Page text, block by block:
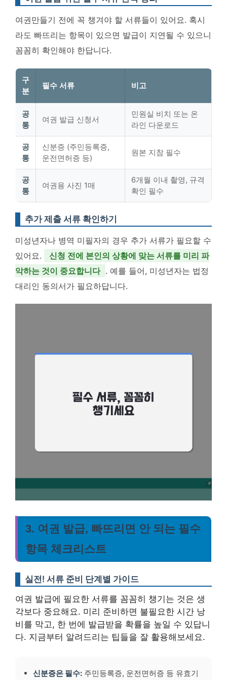
여권만들기 전에 꼭 챙겨야 할 서류들이 있어요. 혹시
라도 빠뜨리는 항목이 있으면 발급이 지연될 수 있으니
꼼꼼히 확인해야 한답니다.
구
분
필수 서류 비고
공
통
여권 발급 신청서
민원실 비치 또는 온
라인 다운로드
공
통
신분증 (주민등록증,
운전면허증 등)
원본 지참 필수
공
통
여권용 사진 1매
6개월 이내 촬영, 규격
확인 필수
추가 제출 서류 확인하기
미성년자나 병역 미필자의 경우 추가 서류가 필요할 수
있어요.
신청 전에 본인의 상황에 맞는 서류를 미리 파
악하는 것이 중요합니다 . 예를 들어, 미성년자는 법정
대리인 동의서가 필요하답니다.
3. 여권 발급, 빠뜨리면 안 되는 필수
항목 체크리스트
실전! 서류 준비 단계별 가이드
여권 발급에 필요한 서류를 꼼꼼히 챙기는 것은 생
각보다 중요해요. 미리 준비하면 불필요한 시간 낭
비를 막고, 한 번에 발급받을 확률을 높일 수 있답니
다. 지금부터 알려드리는 팁들을 잘 활용해보세요.
신분증은 필수: 주민등록증, 운전면허증 등 유효기